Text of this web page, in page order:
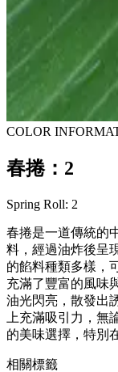
COLOR
春捲：2
Spring Roll: 2
春捲是一道傳統的
料，經過油炸後呈
的餡料種類多樣，
充滿了豐富的風味
油光閃亮，散發出
上充滿吸引力，無
的美味選擇，特別
相關標籤